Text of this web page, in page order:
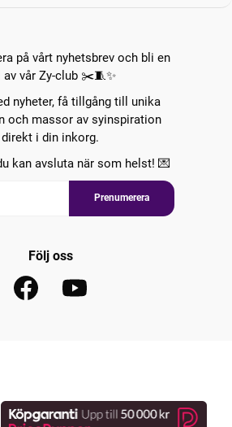
på vårt nyhetsbrev och bli en
av vår Zy-club ✂️🧵✨
nyheter, få tillgång till unika
och massor av syinspiration
direkt i din inkorg.
kan avsluta när som helst! 💌
Prenumerera
Följ oss